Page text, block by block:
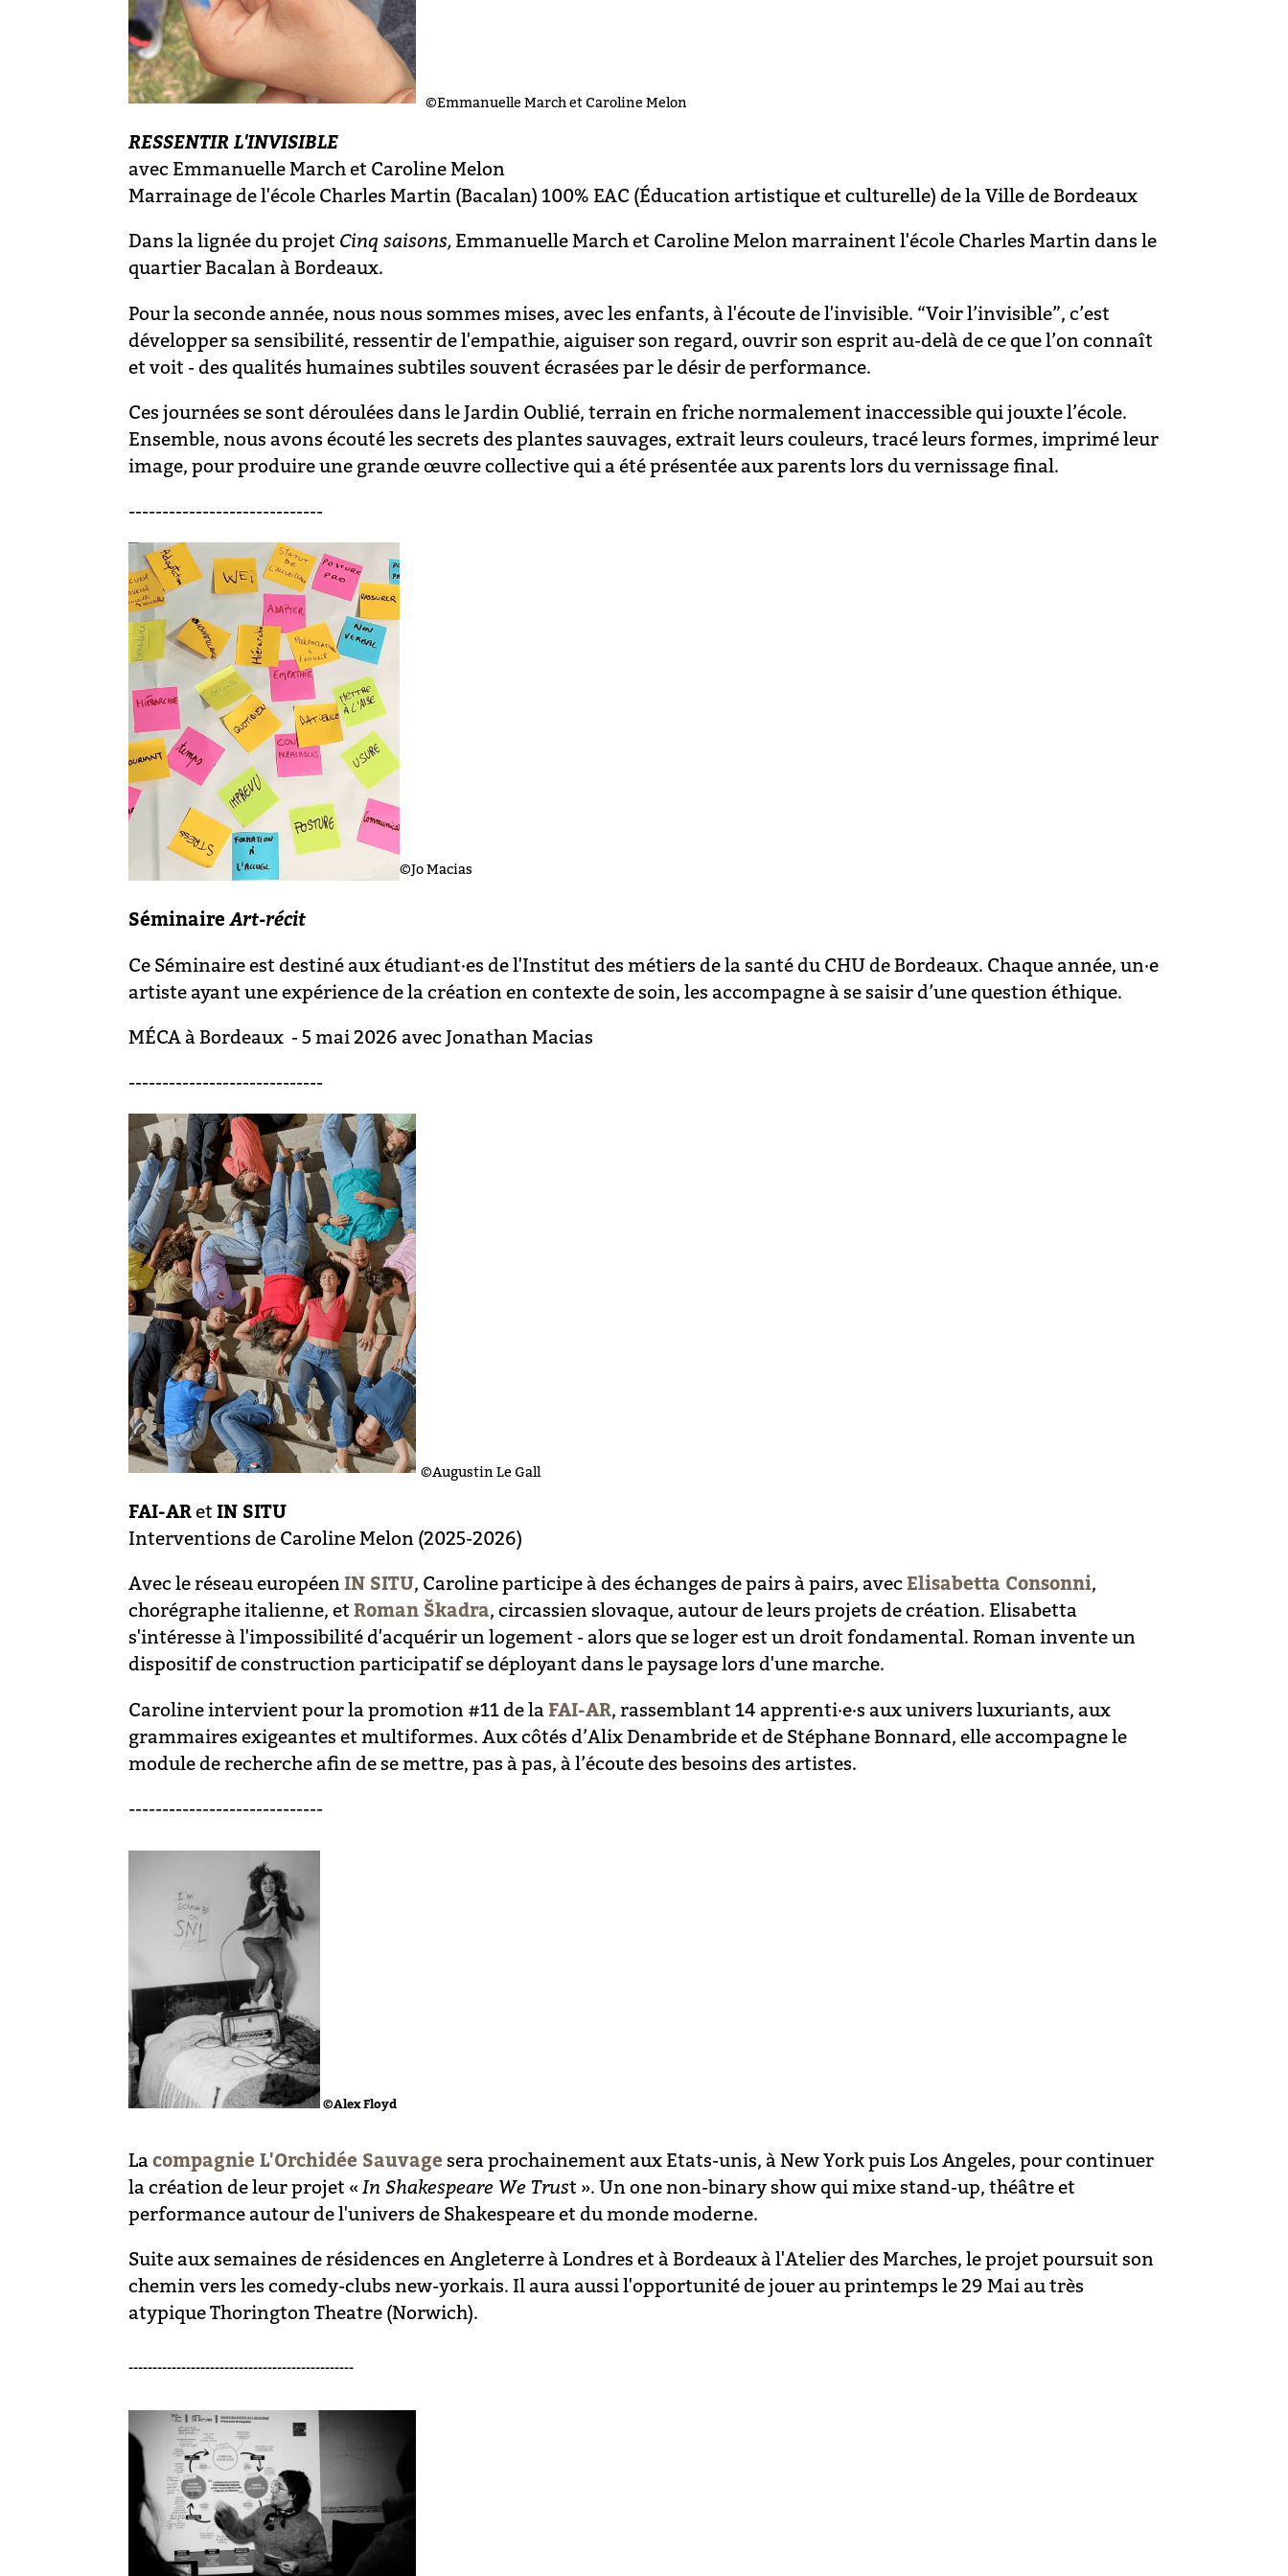
©Emmanuelle March et Caroline Melon
RESSENTIR L'INVISIBLE
avec Emmanuelle March et Caroline Melon
Marrainage de l'école Charles Martin (Bacalan) 100% EAC (Éducation artistique et culturelle) de la Ville de Bordeaux
Dans la lignée du projet Cinq saisons, Emmanuelle March et Caroline Melon marrainent l'école Charles Martin dans le
quartier Bacalan à Bordeaux.
Pour la seconde année, nous nous sommes mises, avec les enfants, à l'écoute de l'invisible. “Voir l’invisible”, c’est
développer sa sensibilité, ressentir de l'empathie, aiguiser son regard, ouvrir son esprit au-delà de ce que l’on connaît
et voit - des qualités humaines subtiles souvent écrasées par le désir de performance.
Ces journées se sont déroulées dans le Jardin Oublié, terrain en friche normalement inaccessible qui jouxte l’école.
Ensemble, nous avons écouté les secrets des plantes sauvages, extrait leurs couleurs, tracé leurs formes, imprimé leur
image, pour produire une grande œuvre collective qui a été présentée aux parents lors du vernissage final.
-----------------------------
©Jo Macias
SéminaireArt-récit ­
Ce Séminaire est destiné aux étudiant·es de l'Institut des métiers de la santé du CHU de Bordeaux. Chaque année, un·e
artiste ayant une expérience de la création en contexte de soin, les accompagne à se saisir d’une question éthique.
MÉCA à Bordeaux - 5 mai 2026 avec Jonathan Macias
-----------------------------
©Augustin Le Gall
FAI-ARetIN SITU
Interventions de Caroline Melon (2025-2026)
Avec le réseau européenIN SITU, Caroline participe à des échanges de pairs à pairs, avec Elisabetta Consonni,
chorégraphe italienne, etRoman Škadra, circassien slovaque, autour de leurs projets de création. Elisabetta
s'intéresse à l'impossibilité d'acquérir un logement - alors que se loger est un droit fondamental. Roman invente un
dispositif de construction participatif se déployant dans le paysage lors d'une marche.
Caroline intervient pour la promotion #11 de la FAI-AR, rassemblant 14 apprenti·e·s aux univers luxuriants, aux
grammaires exigeantes et multiformes. Aux côtés d’Alix Denambride et de Stéphane Bonnard, elle accompagne le
module de recherche afin de se mettre, pas à pas, à l’écoute des besoins des artistes.
-----------------------------
©Alex Floyd
Lacompagnie L'Orchidée Sauvage sera prochainement aux Etats-unis, à New York puis Los Angeles, pour continuer
la création de leur projet «In Shakespeare We Trust ». Un one non-binary show qui mixe stand-up, théâtre et
performance autour de l'univers de Shakespeare et du monde moderne.
Suite aux semaines de résidences en Angleterre à Londres et à Bordeaux à l'Atelier des Marches, le projet poursuit son
chemin vers les comedy-clubs new-yorkais. Il aura aussi l'opportunité de jouer au printemps le 29 Mai au très
atypique Thorington Theatre (Norwich).
-----------------------------------------------